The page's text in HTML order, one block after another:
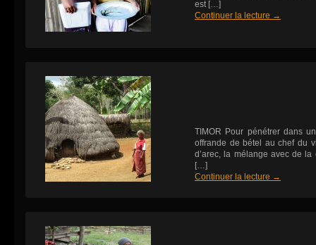
est […]
Continuer la lecture →
TIMOR Pour pénétrer dans
offrande de bétel au chef du
d’arec, la mélange avec de
[…]
Continuer la lecture →